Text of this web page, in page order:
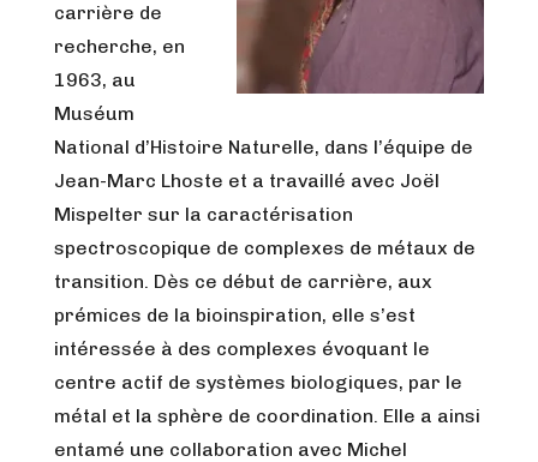
carrière de
recherche, en
1963, au
Muséum
National d’Histoire Naturelle, dans l’équipe de
Jean-Marc Lhoste et a travaillé avec Joël
Mispelter sur la caractérisation
spectroscopique de complexes de métaux de
transition. Dès ce début de carrière, aux
prémices de la bioinspiration, elle s’est
intéressée à des complexes évoquant le
centre actif de systèmes biologiques, par le
métal et la sphère de coordination. Elle a ainsi
entamé une collaboration avec Michel